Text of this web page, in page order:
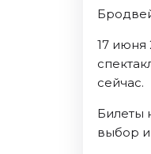
Сентябрь 2026
Декабрь 2026
17 июня
сейчас.
Билеты
выбор и